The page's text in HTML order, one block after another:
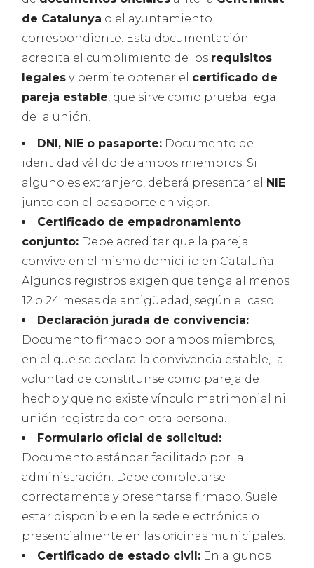
de Catalunya o el ayuntamiento
correspondiente. Esta documentación
acredita el cumplimiento de los requisitos
legales y permite obtener el certificado de
pareja estable, que sirve como prueba legal
de la unión.
DNI, NIE o pasaporte: Documento de
identidad válido de ambos miembros. Si
alguno es extranjero, deberá presentar el NIE
junto con el pasaporte en vigor.
Certificado de empadronamiento
conjunto: Debe acreditar que la pareja
convive en el mismo domicilio en Cataluña.
Algunos registros exigen que tenga al menos
12 o 24 meses de antigüedad, según el caso.
Declaración jurada de convivencia:
Documento firmado por ambos miembros,
en el que se declara la convivencia estable, la
voluntad de constituirse como pareja de
hecho y que no existe vínculo matrimonial ni
unión registrada con otra persona.
Formulario oficial de solicitud:
Documento estándar facilitado por la
administración. Debe completarse
correctamente y presentarse firmado. Suele
estar disponible en la sede electrónica o
presencialmente en las oficinas municipales.
Certificado de estado civil: En algunos